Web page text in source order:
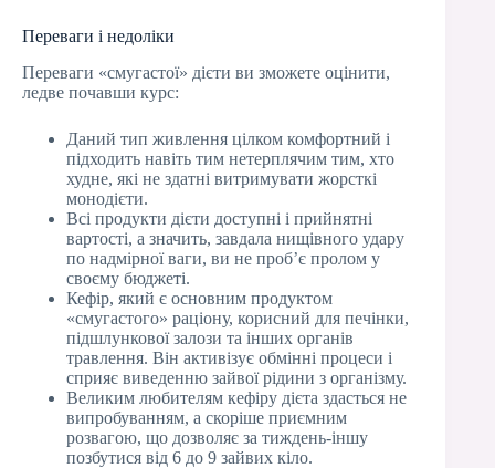
Переваги і недоліки
Переваги «смугастої» дієти ви зможете оцінити,
ледве почавши курс:
Даний тип живлення цілком комфортний і
підходить навіть тим нетерплячим тим, хто
худне, які не здатні витримувати жорсткі
монодієти.
Всі продукти дієти доступні і прийнятні
вартості, а значить, завдала нищівного удару
по надмірної ваги, ви не проб’є пролом у
своєму бюджеті.
Кефір, який є основним продуктом
«смугастого» раціону, корисний для печінки,
підшлункової залози та інших органів
травлення. Він активізує обмінні процеси і
сприяє виведенню зайвої рідини з організму.
Великим любителям кефіру дієта здасться не
випробуванням, а скоріше приємним
розвагою, що дозволяє за тиждень-іншу
позбутися від 6 до 9 зайвих кіло.